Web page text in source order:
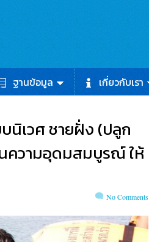
ฐานข้อมูล เกี่ยวกับเรา
นิเวศ ชายฝั่ง (ปลูก
ความอุดมสมบูรณ์ ให้
No Comments